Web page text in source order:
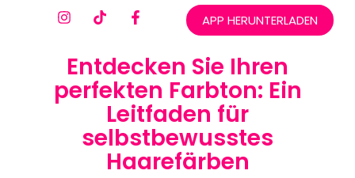
APP HERUNTERLADEN
Entdecken Sie Ihren
perfekten Farbton: Ein
Leitfaden für
selbstbewusstes
Haarefärben